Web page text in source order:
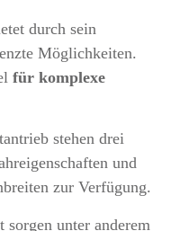
durch sein
Möglichkeiten.
für komplexe
stehen drei
und
zur Verfügung.
unter anderem